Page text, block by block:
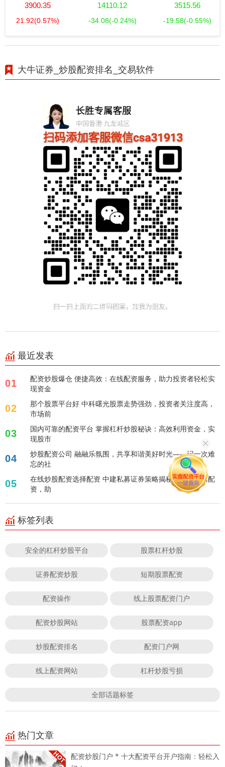
3900.35
21.92(0.57%)
14110.12
-34.08(-0.24%)
3515.56
-19.58(-0.55%)
大牛证券_炒股配资排名_交易软件
最近发表
01
配资炒股爆仓 便捷高效：在线配资服务，助力投资者轻松实
现资金
02
那个股票平台好 中科曙光股票走势强劲，投资者关注度高，
市场前
03
国内可靠的配资平台 掌握杠杆炒股秘诀：高效利用资金，实
现股市
04
炒股配资公司 融融乐氛围，共享和谐美好时光——记一次难
忘的社
05
在线炒股配资选择配资 中建私募证券策略揭秘：中策股票配
资，助
标签列表
安全的杠杆炒股平台 股票杠杆炒股
证券配资炒股 短期股票配资
配资操作 线上股票配资门户
配资炒股网站 股票配资app
炒股配资排名 配资门户网
线上配资网站 杠杆炒股亏损
全部话题标签
热门文章
配资炒股门户 * 十大配资平台开户指南：轻松入